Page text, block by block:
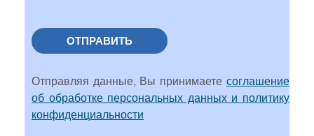
ОТПРАВИТЬ
Отправляя данные, Вы принимаете соглашение
об обработке персональных данных и политику
конфиденциальности